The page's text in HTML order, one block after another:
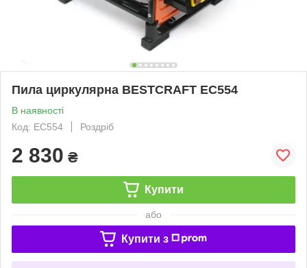
Пила циркулярна BESTCRAFT EC554
В наявності
Код: EC554
Роздріб
2 830 ₴
Купити
або
Купити з